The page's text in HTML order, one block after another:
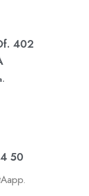
402
50